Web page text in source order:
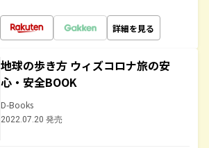
詳細を見る
地球の歩き方 ウィズコロナ旅の安
心・安全BOOK
D-Books
2022.07.20 発売